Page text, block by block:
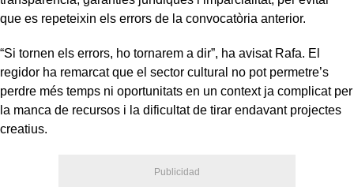
que es repeteixin els errors de la convocatòria anterior.
“Si tornen els errors, ho tornarem a dir”, ha avisat Rafa. El
regidor ha remarcat que el sector cultural no pot permetre’s
perdre més temps ni oportunitats en un context ja complicat per
la manca de recursos i la dificultat de tirar endavant projectes
creatius.